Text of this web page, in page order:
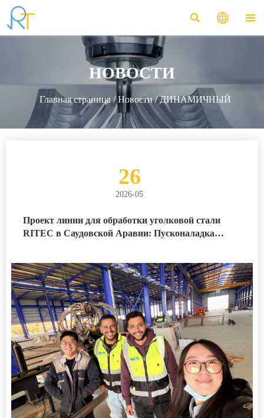
  
НОВОСТИ
Главная страница/Новости/ДИНАМИЧНЫЙ
26
2026-05
Проект линии для обработки уголковой стали
RITEC в Саудовской Аравии: Пусконаладка